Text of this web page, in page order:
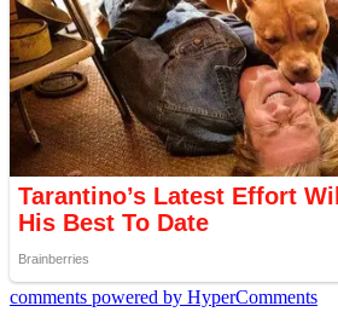
comments powered by HyperComments